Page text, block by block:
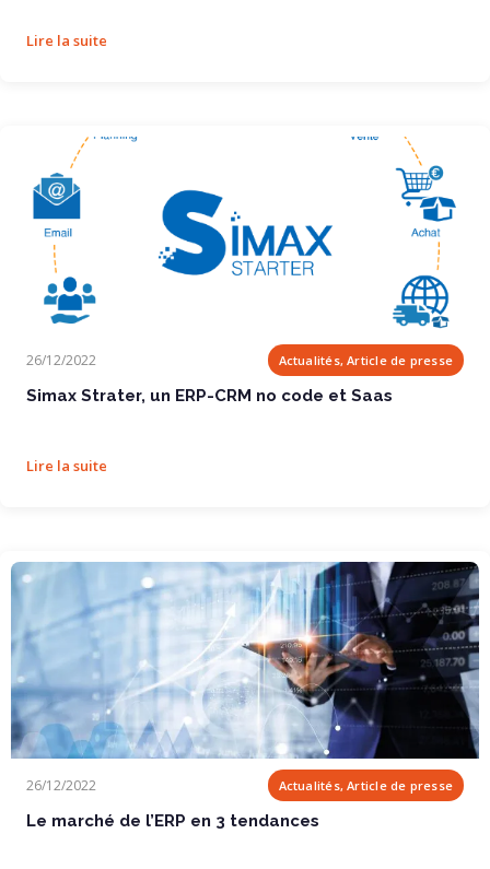
Lire la suite
Simax Strater, un ERP-CRM no code et Saas
26/12/2022 Actualités, Article de presse
Simax Strater, un ERP-CRM no code et Saas
Lire la suite
26/12/2022 Actualités, Article de presse
Le marché de l’ERP en 3 tendances